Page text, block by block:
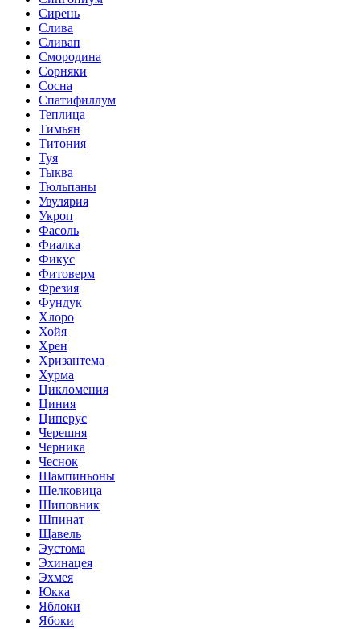
Сирень
Слива
Сливап
Смородина
Сорняки
Сосна
Спатифиллум
Теплица
Тимьян
Титония
Туя
Тыква
Тюльпаны
Увулярия
Укроп
Фасоль
Фиалка
Фикус
Фитоверм
Фрезия
Фундук
Хлоро
Хойя
Хрен
Хризантема
Хурма
Цикломения
Циния
Циперус
Черешня
Черника
Чеснок
Шампиньоны
Шелковица
Шиповник
Шпинат
Щавель
Эустома
Эхинацея
Эхмея
Юкка
Яблоки
Ябоки